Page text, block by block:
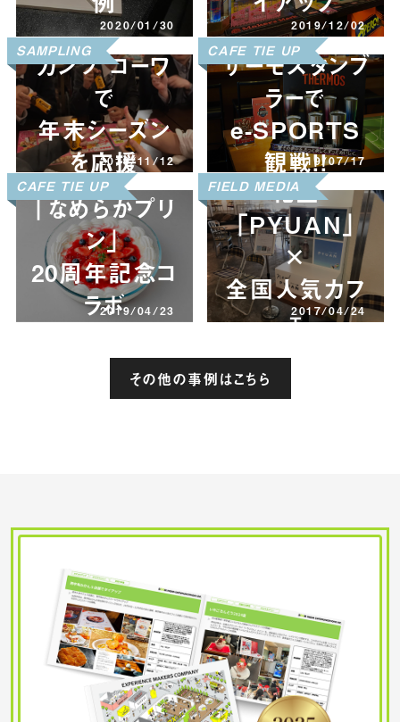
2020/01/30 2019/12/02
SAMPLING
2019/11/12
カンゾ コーワ
で
年末シーズン
を応援
CAFE TIE UP
2019/07/17
サーモスタンブ
ラーで
e-SPORTS
観戦!!
CAFE TIE UP
2019/04/23
「なめらかプリ
ン」
20周年記念コ
ラボ
FIELD MEDIA
2017/04/24
花王
「PYUAN」
×
全国人気カフ
ェ
その他の事例はこちら